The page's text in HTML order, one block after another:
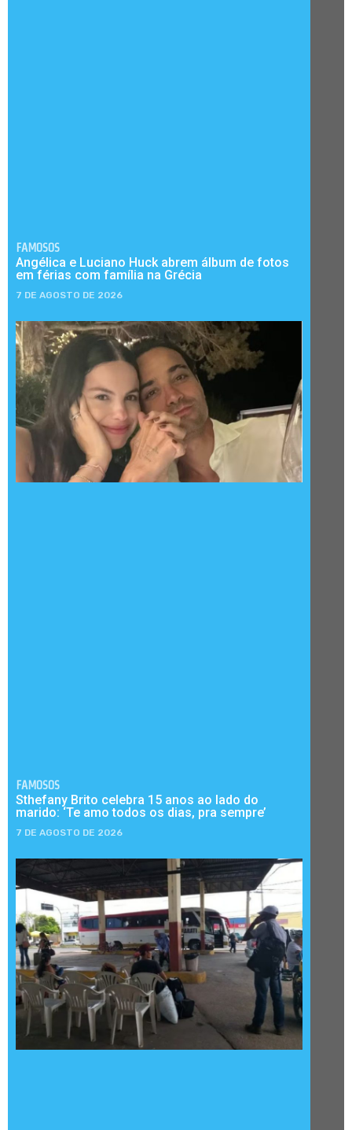
FAMOSOS
Angélica e Luciano Huck abrem álbum de fotos
em férias com família na Grécia
7 DE AGOSTO DE 2026
FAMOSOS
Sthefany Brito celebra 15 anos ao lado do
marido: ‘Te amo todos os dias, pra sempre’
7 DE AGOSTO DE 2026